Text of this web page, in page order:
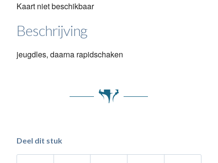
Kaart niet beschikbaar
Beschrijving
jeugdles, daarna rapidschaken
Deel dit stuk